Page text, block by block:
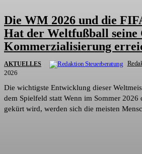
Die WM 2026 und die
Hat der Weltfußball seine
Kommerzialisierung
AKTUELLES
2026
Die wichtigste Entwicklung dieser
dem Spielfeld statt Wenn im Sommer 2026 der neue Weltmeister
gekürt wird, werden sich die meisten